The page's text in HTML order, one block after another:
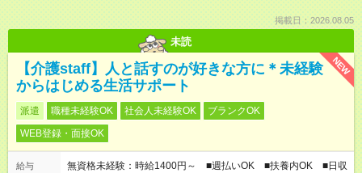
掲載日：2026.08.05
未読
NEW
【介護staff】人と話すのが好きな方に＊未経験
からはじめる生活サポート
派遣 職種未経験OK 社会人未経験OK
ブランクOK
WEB登録・面接OK
給与
無資格未経験：時給1400円～ ■週払いOK ■扶養内OK ■日収